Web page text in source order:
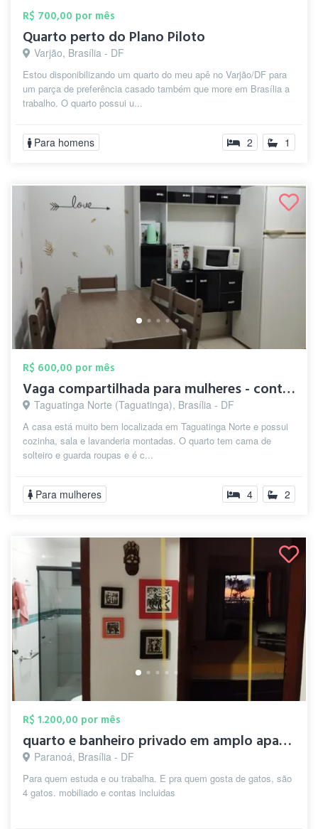
R$ 700,00 por mês
Quarto perto do Plano Piloto
Varjão, Brasília - DF
Estou disponibilizando um quarto do meu apê no Varjão/DF para
um parça de preferência casado também que more em Brasília a
trabalho. O quarto possui u...
Para homens 2 1
R$ 600,00 por mês
Vaga compartilhada para mulheres - conta...
Taguatinga Norte (Taguatinga), Brasília - DF
A casa está muito bem localizada em Taguatinga Norte e possui
cozinha, sala e lavanderia montadas. O quarto tem cama de
solteiro e guarda roupas e é c...
Para mulheres 4 2
R$ 1.200,00 por mês
quarto e banheiro privado em amplo apart...
Paranoá, Brasília - DF
Para quem estuda e ou trabalha. E pra quem gosta de gatos, são
4 gatos. mobiliado e contas incluidas